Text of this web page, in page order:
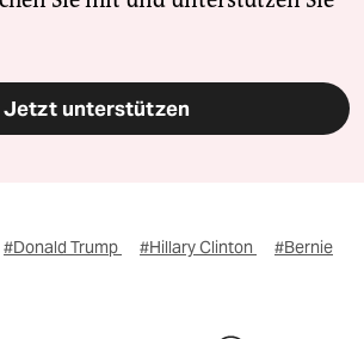
Jetzt unterstützen
#Donald Trump #Hillary Clinton
#Bernie